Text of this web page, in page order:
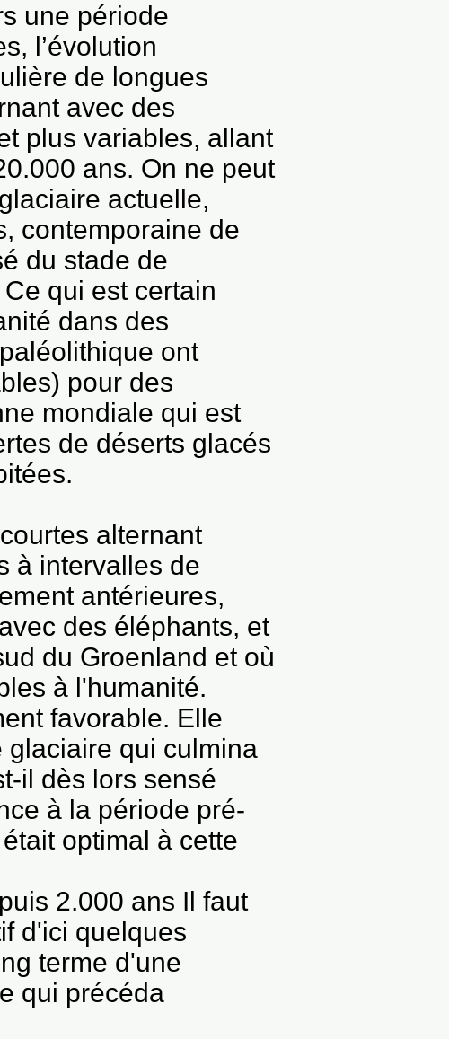
une période
l’évolution
de longues
avec des
plus variables, allant
ans. On ne peut
actuelle,
contemporaine de
du stade de
Ce qui est certain
dans des
ont
pour des
mondiale qui est
de déserts glacés
alternant
à intervalles de
antérieures,
des éléphants, et
du Groenland et où
à l'humanité.
favorable. Elle
qui culmina
il dès lors sensé
à la période pré-
optimal à cette
2.000 ans Il faut
d'ici quelques
terme d'une
qui précéda